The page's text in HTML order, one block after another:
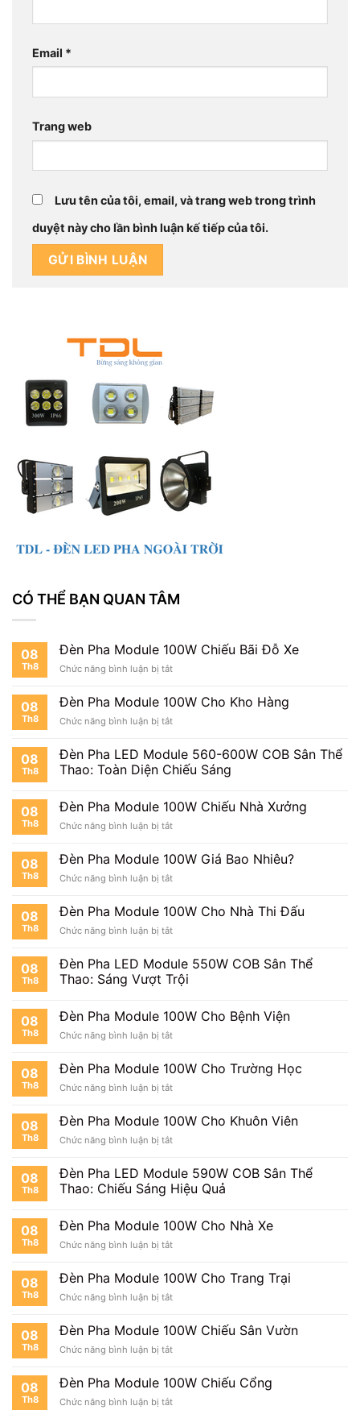
Email *
Trang web
Lưu tên của tôi, email, và trang web trong trình
duyệt này cho lần bình luận kế tiếp của tôi.
CÓ THỂ BẠN QUAN TÂM
08
Th8
Đèn Pha Module 100W Chiếu Bãi Đỗ Xe
Chức năng bình luận bị tắtở
Pha
Module
100W
Bãi
Đỗ
Xe
08
Th8
Đèn Pha Module 100W Cho Kho Hàng
Chức năng bình luận bị tắtở
Pha
Module
100W
Kho
08
Th8
Đèn Pha LED Module 560-600W COB Sân Thể
Thao: Toàn Diện Chiếu Sáng
08
Th8
Đèn Pha Module 100W Chiếu Nhà Xưởng
Chức năng bình luận bị tắtở
Pha
Module
100W
Nhà
08
Th8
Đèn Pha Module 100W Giá Bao Nhiêu?
Chức năng bình luận bị tắtở
Pha
Module
100W
Bao
Nhiêu?
08
Th8
Đèn Pha Module 100W Cho Nhà Thi Đấu
Chức năng bình luận bị tắtở
Pha
Module
100W
Nhà
Đấu
08
Th8
Đèn Pha LED Module 550W COB Sân Thể
Thao: Sáng Vượt Trội
08
Th8
Đèn Pha Module 100W Cho Bệnh Viện
Chức năng bình luận bị tắtở
Pha
Module
100W
Bệnh
08
Th8
Đèn Pha Module 100W Cho Trường Học
Chức năng bình luận bị tắtở
Pha
Module
100W
Trường
Học
08
Th8
Đèn Pha Module 100W Cho Khuôn Viên
Chức năng bình luận bị tắtở
Pha
Module
100W
Khuôn
08
Th8
Đèn Pha LED Module 590W COB Sân Thể
Thao: Chiếu Sáng Hiệu Quả
08
Th8
Đèn Pha Module 100W Cho Nhà Xe
Chức năng bình luận bị tắtở
Pha
Module
100W
Nhà
08
Th8
Đèn Pha Module 100W Cho Trang Trại
Chức năng bình luận bị tắtở
Pha
Module
100W
Trang
08
Th8
Đèn Pha Module 100W Chiếu Sân Vườn
Chức năng bình luận bị tắtở
Pha
Module
100W
08
Th8
Đèn Pha Module 100W Chiếu Cổng
Chức năng bình luận bị tắtở